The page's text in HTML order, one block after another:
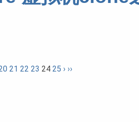
21 22 23 24 25 › ››